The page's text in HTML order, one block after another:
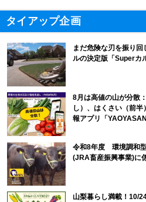
タイアップ企画
まだ危険な刃を振り
ルの決定版「Superカ
8月は高値の山が分散
し）、はくさい（前
報アプリ「YAOYASAN
令和8年度 環境調和
(JRA畜産振興事業)に
山梨暮らし満載！10/